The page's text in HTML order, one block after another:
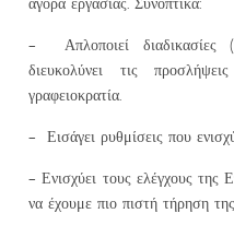
– Απλοποιεί διαδικασίες
διευκολύνει τις
γραφειοκρατία.
– Εισάγει ρυθμίσεις που
– Ενισχύει τους ελέγχους της
να έχουμε πιο πιστή τήρηση